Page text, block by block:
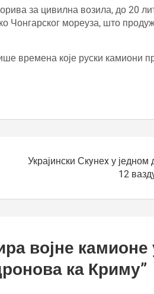
за цивилна возила, до 20
Чонгарског мореуза, што
времена које руски камиони
Украјински Скyнеx у једном
12
војне камионе
ка Криму”